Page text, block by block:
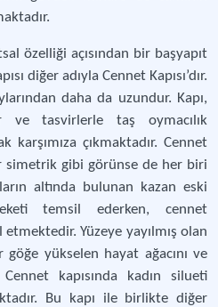
özelliği açısından bir başyapıt
diğer adıyla Cennet Kapısı’dır.
daha da uzundur. Kapı,
ve tasvirlerle taş oymacılık
karşımıza çıkmaktadır. Cennet
simetrik gibi görünse de her biri
altında bulunan kazan eski
temsil ederken, cennet
Yüzeye yayılmış olan
yükselen hayat ağacını ve
kapısında kadın silueti
Bu kapı ile birlikte diğer